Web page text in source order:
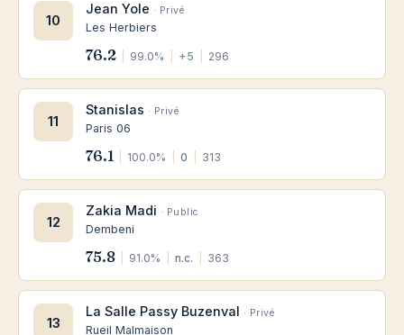
10
Jean Yole · Privé
Les Herbiers
76.2 99.0% +5 296
11
Stanislas · Privé
Paris 06
76.1 100.0% 0 313
12
Zakia Madi · Public
Dembeni
75.8 91.0% n.c. 363
13
La Salle Passy Buzenval · Privé
Rueil Malmaison